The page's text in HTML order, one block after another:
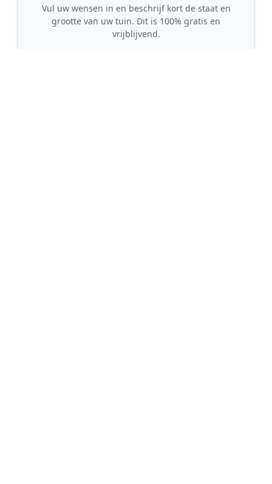
Vul uw wensen in en beschrijf kort de staat en
grootte van uw tuin. Dit is 100% gratis en
vrijblijvend.